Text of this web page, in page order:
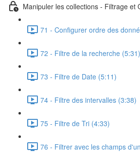
Manipuler les collections - Filtrage et
71 - Configurer ordre des
72 - Filtre de la recherche (5:31)
73 - Filtre de Date (5:11)
74 - Filtre des intervalles (3:38)
75 - Filtre de Tri (4:33)
76 - Filtrer avec les champs